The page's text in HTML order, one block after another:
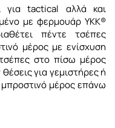
για tactical αλλά και
με φερμουάρ YKK®
πέντε τσέπες
μέρος με ενίσχυση
στο πίσω μέρος
για γεμιστήρες ή
μπροστινό μέρος επάνω